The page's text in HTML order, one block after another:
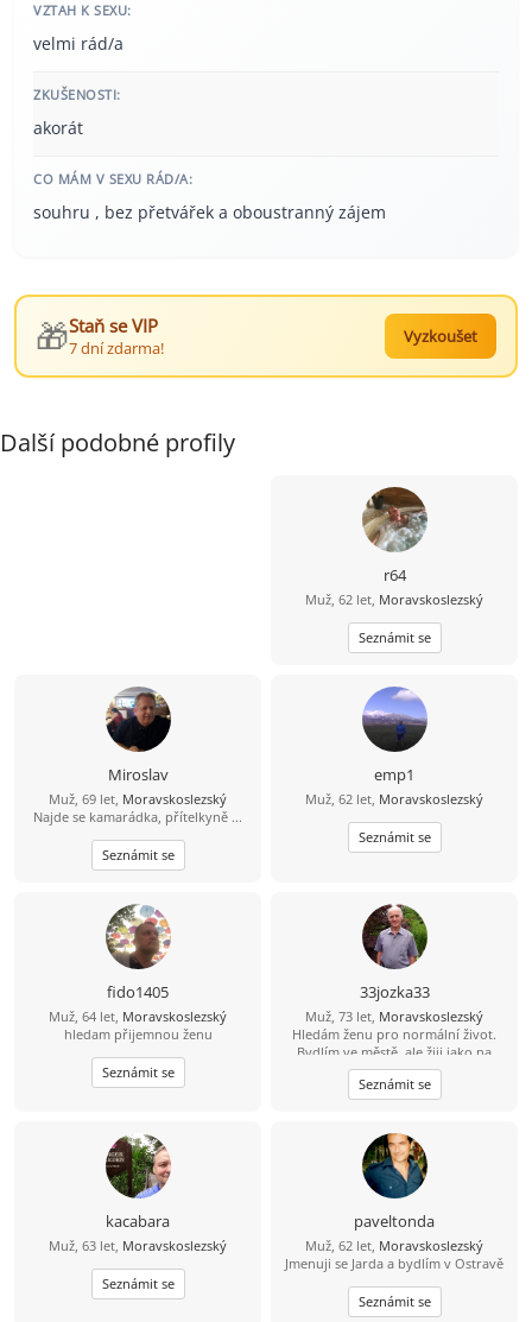
VZTAH K SEXU:
velmi rád/a
ZKUŠENOSTI:
akorát
CO MÁM V SEXU RÁD/A:
souhru , bez přetvářek a oboustranný zájem
🎁Staň se VIP
7 dní zdarma!
Vyzkoušet
Další podobné profily
r64
Muž, 62 let, Moravskoslezský
Seznámit se
Miroslav
Muž, 69 let, Moravskoslezský
Najde se kamarádka, přítelkyně ...
Seznámit se
emp1
Muž, 62 let, Moravskoslezský
Seznámit se
fido1405
Muž, 64 let, Moravskoslezský
hledam přijemnou ženu
Seznámit se
33jozka33
Muž, 73 let, Moravskoslezský
Hledám ženu pro normální život.
Bydlím ve městě, ale žiji jako na
vesnici.
Seznámit se
kacabara
Muž, 63 let, Moravskoslezský
Seznámit se
paveltonda
Muž, 62 let, Moravskoslezský
Jmenuji se Jarda a bydlím v Ostravě
Seznámit se